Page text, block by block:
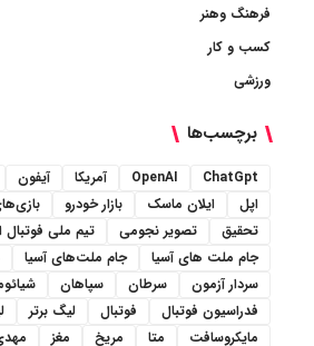
فرهنگ وهنر
کسب و کار
ورزشی
برچسب‌ها
ChatGpt
OpenAI آمریکا آیفون
اپل
ایلان ماسک بازار خودرو
تحقیق
تصویر نجومی تیم ملی فوتبال
جام ملت های آسیا
جام ملت‌های آسیا
سردار آزمون
سرطان سپاهان
فدراسیون فوتبال
فوتبال لیگ برتر
مایکروسافت
متا مریخ مغز